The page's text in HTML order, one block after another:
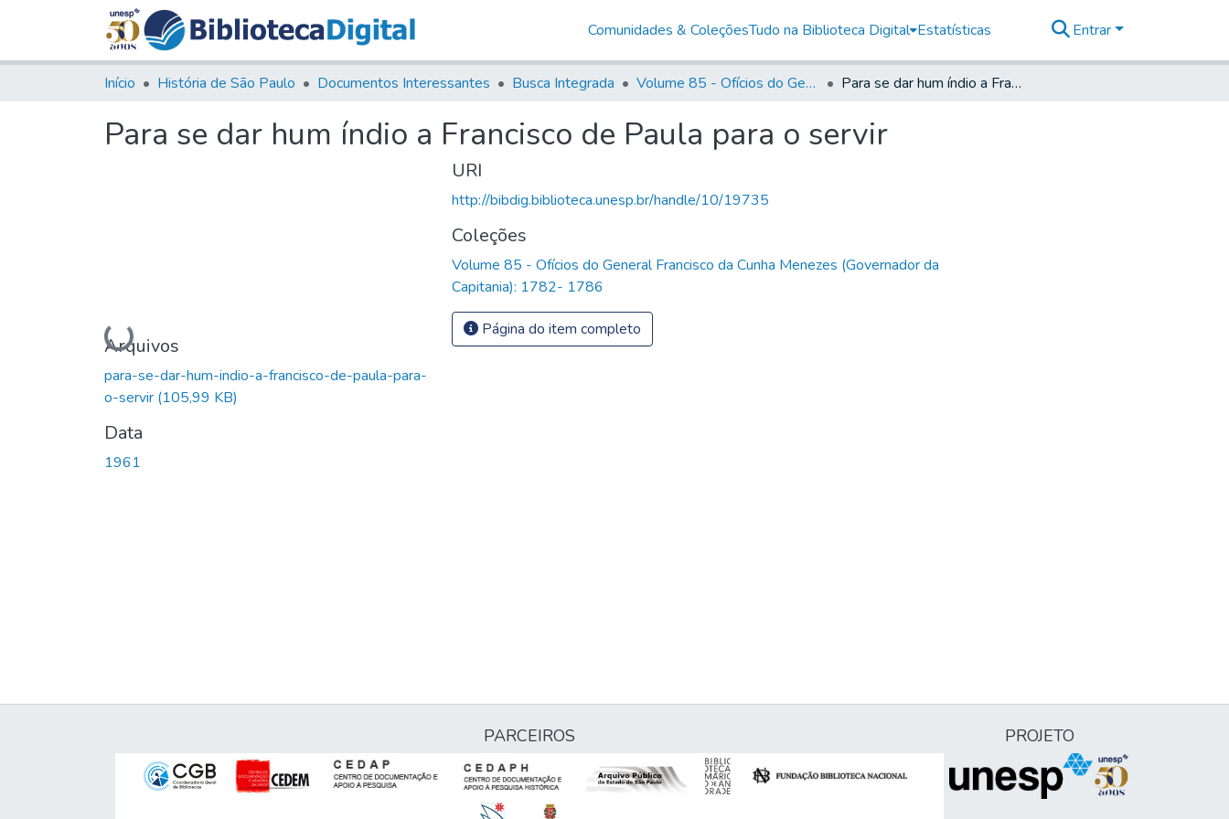
Comunidades & ColeçõesTudo na Biblioteca Digital Estatísticas Entrar
Início História de São Paulo Documentos Interessantes Busca Integrada Volume 85 - Ofícios do General Francisco da Cunha Menezes (Governador da Capitania): 1782- 1786 Para se dar hum índio a Francisco de Paula para o servir
Para se dar hum índio a Francisco de Paula para o servir
Carregando...
Arquivos
para-se-dar-hum-indio-a-francisco-de-paula-para-
o-servir (105,99 KB)
Data
1961
URI
http://bibdig.biblioteca.unesp.br/handle/10/19735
Coleções
Volume 85 - Ofícios do General Francisco da Cunha Menezes (Governador da
Capitania): 1782- 1786
Página do item completo
PARCEIROS PROJETO